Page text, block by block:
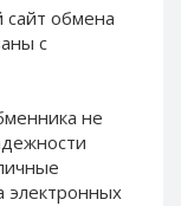
обмена
c
не
электронных
CNY
CNY
USD
RUB
UAH